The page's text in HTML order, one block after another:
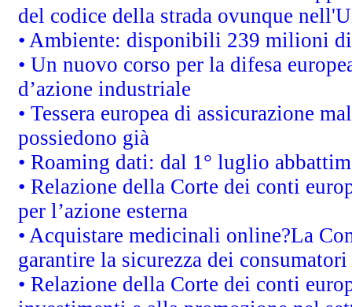
del codice della strada ovunque
• Ambiente: disponibili 239 milioni
• Un nuovo corso per la difesa
d’azione industriale
• Tessera europea di assicurazione
possiedono già
• Roaming dati: dal 1° luglio
• Relazione della Corte dei conti
per l’azione esterna
• Acquistare medicinali online?La
garantire la sicurezza dei consumatori
• Relazione della Corte dei conti